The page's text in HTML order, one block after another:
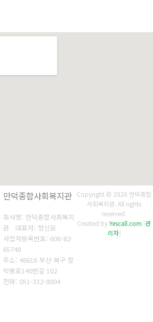
만덕종합사회복지관
회사명: 만덕종합사회복지
관 대표자: 정신모
사업자등록번호: 606-82-
65748
주소: 46616 부산 북구 함
박봉로140번길 102
전화: 051-332-8004
Copyright © 2026 만덕종합
사회복지관. All rights
reserved.
Created byYescall.com [관
리자]